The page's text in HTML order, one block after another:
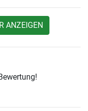
ANZEIGEN